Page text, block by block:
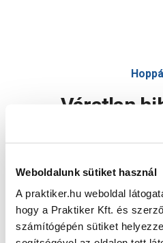
Weboldalunk sütiket használ
A praktiker.hu weboldal
hogy a Praktiker Kft. és
számítógépén sütiket
Váratlan
Oldal